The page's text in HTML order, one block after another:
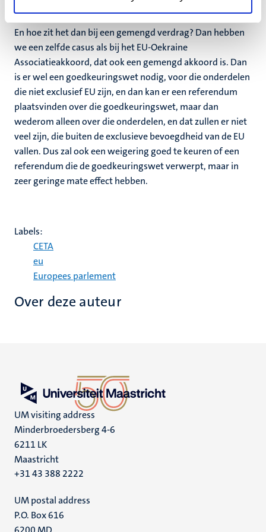
Mixed
En hoe zit het dan bij een gemengd verdrag? Dan hebben
we een zelfde casus als bij het EU-Oekraine
Associatieakkoord, dat ook een gemengd akkoord is. Dan
is er wel een goedkeuringswet nodig, voor die onderdelen
die niet exclusief EU zijn, en dan kan er een referendum
plaatsvinden over die goedkeuringswet, maar dan
wederom alleen over die onderdelen, en dat zullen er niet
veel zijn, die buiten de exclusieve bevoegdheid van de EU
vallen. Dus zal ook een weigering goed te keuren of een
referendum die de goedkeuringswet verwerpt, maar in
zeer geringe mate effect hebben.
Labels:
CETA
eu
Europees parlement
Over deze auteur
UM visiting address
Minderbroedersberg 4-6
6211 LK
Maastricht
+31 43 388 2222
UM postal address
P.O. Box 616